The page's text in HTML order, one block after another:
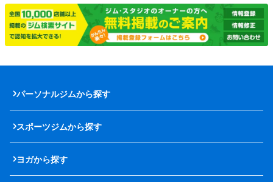
パーソナルジムから探す
スポーツジムから探す
ヨガから探す